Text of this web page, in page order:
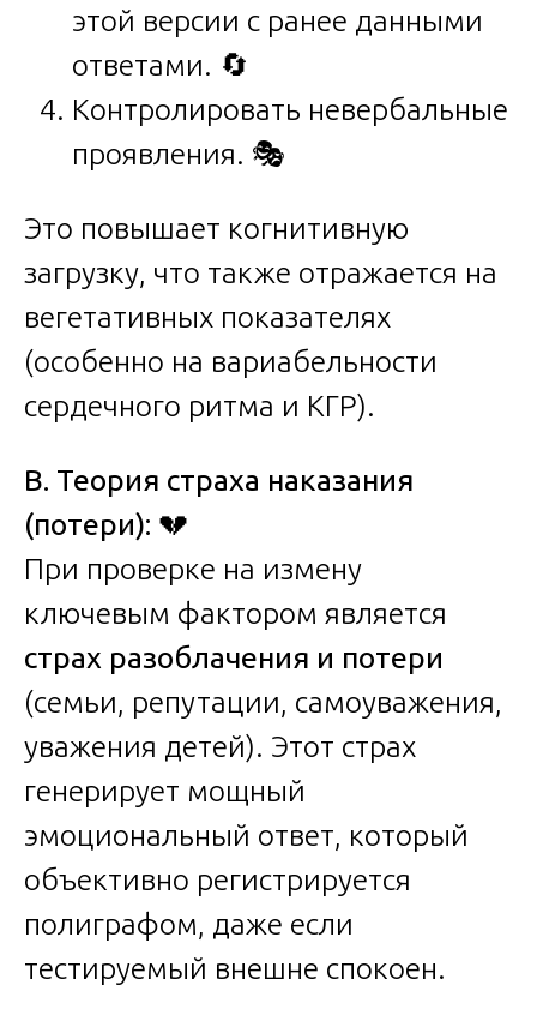
этой версии с ранее данными
ответами. 🔄
Контролировать невербальные
проявления. 🎭
Это повышает когнитивную
загрузку, что также отражается на
вегетативных показателях
(особенно на вариабельности
сердечного ритма и КГР).
В. Теория страха наказания
(потери): 💔
При проверке на измену
ключевым фактором является
страх разоблачения и потери
(семьи, репутации, самоуважения,
уважения детей). Этот страх
генерирует мощный
эмоциональный ответ, который
объективно регистрируется
полиграфом, даже если
тестируемый внешне спокоен.